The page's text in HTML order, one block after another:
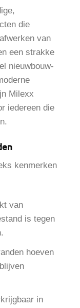
die
van
een strakke
nieuwbouw-
Milexx
iedereen die
kenmerken
van
is tegen
hoeven
in